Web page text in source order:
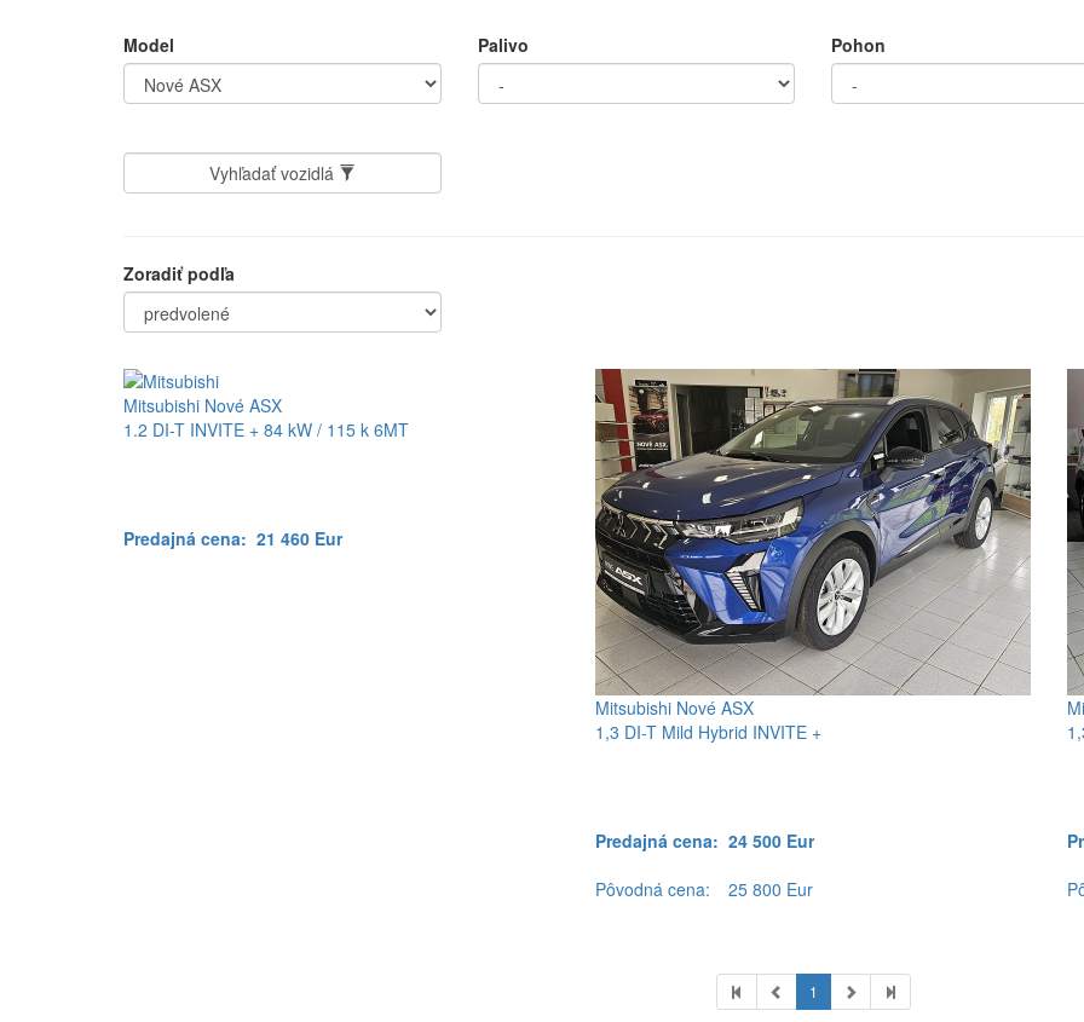
Model Palivo Pohon
Vyhľadať vozidlá
Zoradiť podľa
Mitsubishi Nové ASX
1.2 DI-T INVITE + 84 kW / 115 k 6MT
Predajná cena: 21 460 Eur
Mitsubishi Nové ASX
1,3 DI-T Mild Hybrid INVITE +
Predajná cena: 24 500 Eur
Pôvodná cena:
25 800 Eur
1